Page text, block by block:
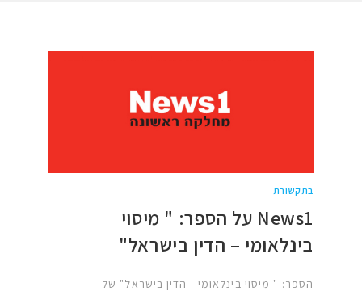
בתקשורת
News1 על הספר: " מיסוי
בינלאומי – הדין בישראל"
הספר: " מיסוי בינלאומי - הדין בישראל" של